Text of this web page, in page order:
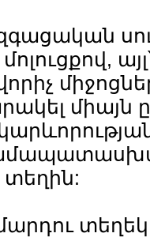
միայն